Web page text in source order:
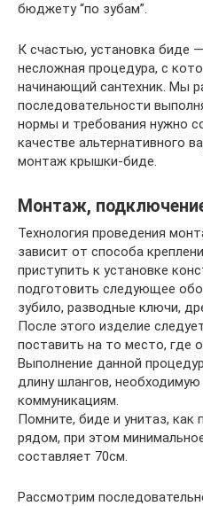
бюджету “по зубам”.
К счастью, установка биде
несложная процедура, с
начинающий сантехник. Мы
последовательности
нормы и требования нужно
качестве альтернативного
монтаж крышки-биде.
Монтаж,
Технология проведения
зависит от способа
приступить к установке
подготовить следующее
зубило, разводные ключи,
После этого изделие
поставить на то место, где
Выполнение данной
длину шлангов,
коммуникациям.
Помните, биде и унитаз, как
рядом, при этом
составляет 70см.
Рассмотрим